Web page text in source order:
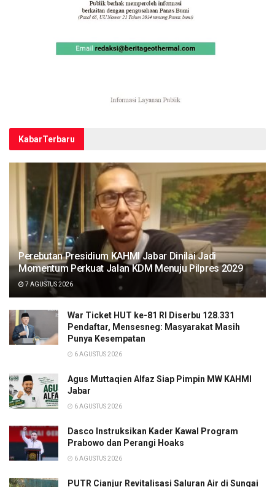
KabarTerbaru
Perebutan Presidium KAHMI Jabar Dinilai Jadi
Momentum Perkuat Jalan KDM Menuju Pilpres 2029
7 AGUSTUS 2026
War Ticket HUT ke-81 RI Diserbu 128.331
Pendaftar, Mensesneg: Masyarakat Masih
Punya Kesempatan
6 AGUSTUS 2026
Agus Muttaqien Alfaz Siap Pimpin MW KAHMI
Jabar
6 AGUSTUS 2026
Dasco Instruksikan Kader Kawal Program
Prabowo dan Perangi Hoaks
6 AGUSTUS 2026
PUTR Cianjur Revitalisasi Saluran Air di Sungai